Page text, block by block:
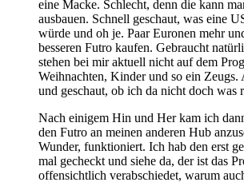
eine Macke. Schlecht, denn die kann
ausbauen. Schnell geschaut, was eine
würde und oh je. Paar Euronen mehr
besseren Futro kaufen. Gebraucht
stehen bei mir aktuell nicht auf dem
Weihnachten, Kinder und so ein
und geschaut, ob ich da nicht doch was
Nach einigem Hin und Her kam ich
den Futro an meinen anderen Hub
Wunder, funktioniert. Ich hab den erst
mal gecheckt und siehe da, der ist das
offensichtlich verabschiedet, warum